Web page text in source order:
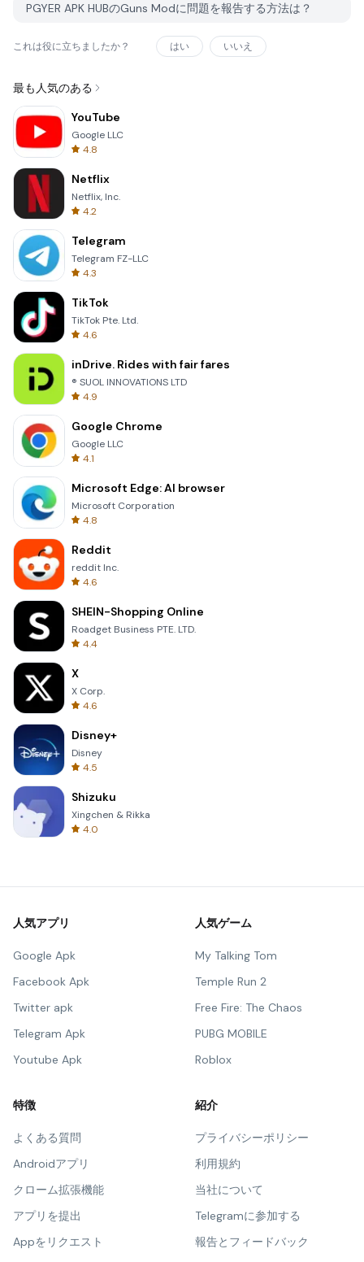
PGYER APK HUBのGuns Modに問題を報告する方法は？
これは役に立ちましたか？ はい いいえ
最も人気のある
YouTube
Google LLC
4.8
Netflix
Netflix, Inc.
4.2
Telegram
Telegram FZ-LLC
4.3
TikTok
TikTok Pte. Ltd.
4.6
inDrive. Rides with fair fares
® SUOL INNOVATIONS LTD
4.9
Google Chrome
Google LLC
4.1
Microsoft Edge: AI browser
Microsoft Corporation
4.8
Reddit
reddit Inc.
4.6
SHEIN-Shopping Online
Roadget Business PTE. LTD.
4.4
X
X Corp.
4.6
Disney+
Disney
4.5
Shizuku
Xingchen & Rikka
4.0
人気アプリ
Google Apk
Facebook Apk
Twitter apk
Telegram Apk
Youtube Apk
人気ゲーム
My Talking Tom
Temple Run 2
Free Fire: The Chaos
PUBG MOBILE
Roblox
特徴
よくある質問
Androidアプリ
クローム拡張機能
アプリを提出
Appをリクエスト
紹介
プライバシーポリシー
利用規約
当社について
Telegramに参加する
報告とフィードバック